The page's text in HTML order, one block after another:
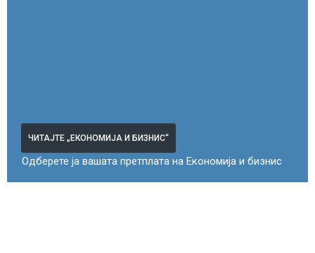
ЧИТАЈТЕ „ЕКОНОМИЈА И БИЗНИС“
Одберете ја вашата претплата на Економија и бизнис